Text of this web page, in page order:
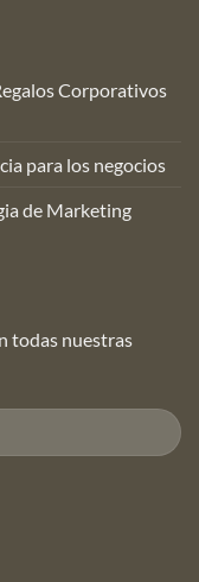
Corporativos
para los negocios
de Marketing
todas nuestras